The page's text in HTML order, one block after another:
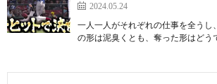
2024.05.24
一人一人がそれぞれの仕事を全うし
の形は泥臭くとも、奪った形はど